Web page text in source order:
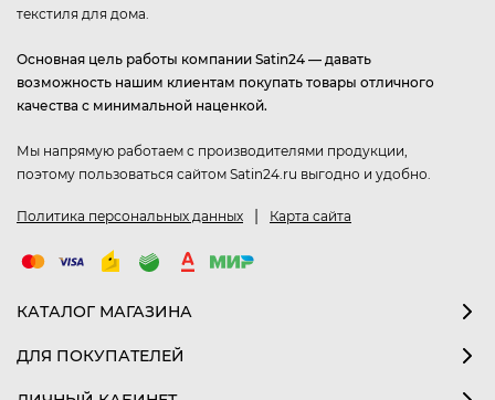
текстиля для дома.
Основная цель работы компании Satin24 — давать
возможность нашим клиентам покупать товары отличного
качества с минимальной наценкой.
Мы напрямую работаем с производителями продукции,
поэтому пользоваться сайтом Satin24.ru выгодно и удобно.
Политика персональных данных | Карта сайта
КАТАЛОГ МАГАЗИНА
ДЛЯ ПОКУПАТЕЛЕЙ